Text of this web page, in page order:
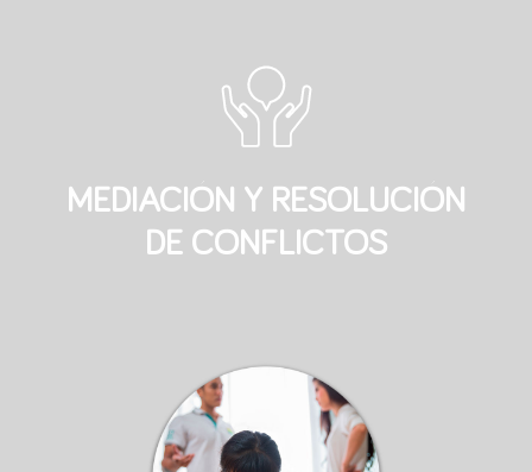
MEDIACIÓN Y RESOLUCIÓN
DE CONFLICTOS